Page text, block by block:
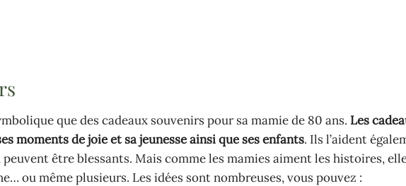
que des cadeaux souvenirs pour sa mamie de 80 ans. Les
moments de joie et sa jeunesse ainsi que ses enfants. Ils l’aident
être blessants. Mais comme les mamies aiment les histoires,
ou même plusieurs. Les idées sont nombreuses, vous pouvez :